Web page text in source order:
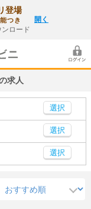
登場
つき
ロード
開く
求人
選択
選択